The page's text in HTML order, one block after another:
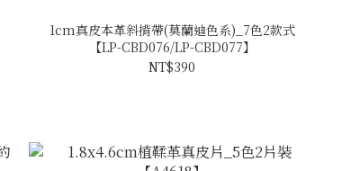
1cm真皮本革斜揹帶(莫蘭迪色系)_7色2款式
【LP-CBD076/LP-CBD077】
NT$390